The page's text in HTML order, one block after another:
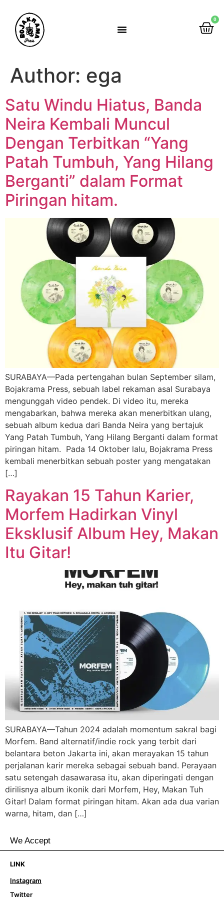
0
Author: ega
Satu Windu Hiatus, Banda
Neira Kembali Muncul
Dengan Terbitkan “Yang
Patah Tumbuh, Yang Hilang
Berganti” dalam Format
Piringan hitam.
SURABAYA—Pada pertengahan bulan September silam,
Bojakrama Press, sebuah label rekaman asal Surabaya
mengunggah video pendek. Di video itu, mereka
mengabarkan, bahwa mereka akan menerbitkan ulang,
sebuah album kedua dari Banda Neira yang bertajuk
Yang Patah Tumbuh, Yang Hilang Berganti dalam format
piringan hitam. Pada 14 Oktober lalu, Bojakrama Press
kembali menerbitkan sebuah poster yang mengatakan
[…]
Rayakan 15 Tahun Karier,
Morfem Hadirkan Vinyl
Eksklusif Album Hey, Makan
Itu Gitar!
SURABAYA—Tahun 2024 adalah momentum sakral bagi
Morfem. Band alternatif/indie rock yang terbit dari
belantara beton Jakarta ini, akan merayakan 15 tahun
perjalanan karir mereka sebagai sebuah band. Perayaan
satu setengah dasawarasa itu, akan diperingati dengan
dirilisnya album ikonik dari Morfem, Hey, Makan Tuh
Gitar! Dalam format piringan hitam. Akan ada dua varian
warna, hitam, dan […]
We Accept
LINK
Instagram
Twitter